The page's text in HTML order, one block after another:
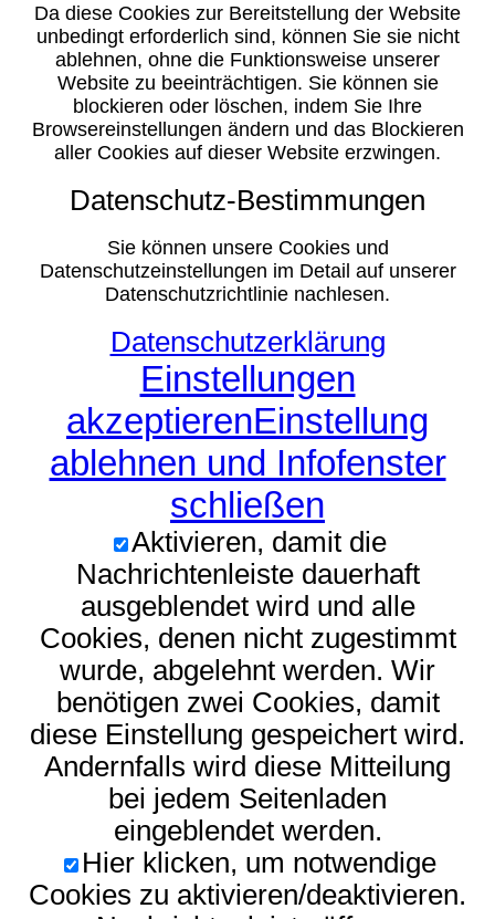
Da diese Cookies zur Bereitstellung der Website
unbedingt erforderlich sind, können Sie sie nicht
ablehnen, ohne die Funktionsweise unserer
Website zu beeinträchtigen. Sie können sie
blockieren oder löschen, indem Sie Ihre
Browsereinstellungen ändern und das Blockieren
aller Cookies auf dieser Website erzwingen.
Datenschutz-Bestimmungen
Sie können unsere Cookies und
Datenschutzeinstellungen im Detail auf unserer
Datenschutzrichtlinie nachlesen.
Datenschutzerklärung
Einstellungen
akzeptierenEinstellung
ablehnen und Infofenster
schließen
Aktivieren, damit die
Nachrichtenleiste dauerhaft
ausgeblendet wird und alle
Cookies, denen nicht zugestimmt
wurde, abgelehnt werden. Wir
benötigen zwei Cookies, damit
diese Einstellung gespeichert wird.
Andernfalls wird diese Mitteilung
bei jedem Seitenladen
eingeblendet werden.
Hier klicken, um notwendige
Cookies zu aktivieren/deaktivieren.